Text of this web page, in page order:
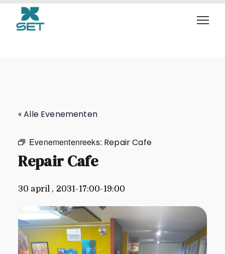
Repair Cafe
« Alle Evenementen
Evenementenreeks: Repair Cafe
Repair Cafe
30 april , 2031-17:00-19:00